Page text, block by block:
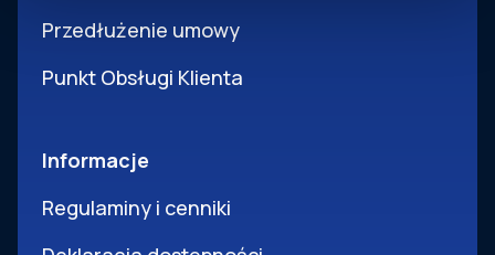
Przedłużenie umowy
Punkt Obsługi Klienta
Informacje
Regulaminy i cenniki